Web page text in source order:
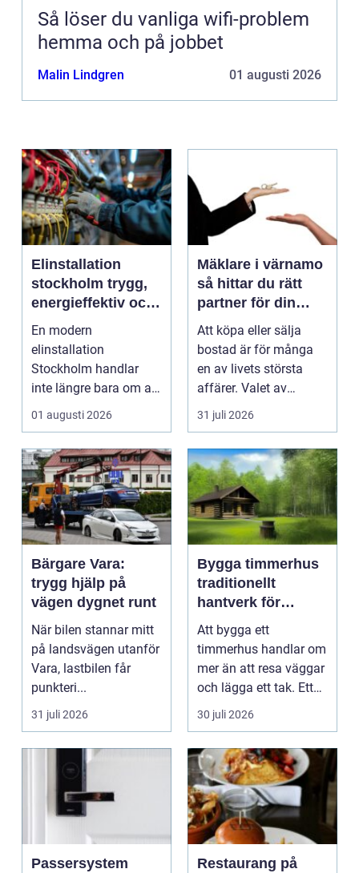
Så löser du vanliga wifi-problem
hemma och på jobbet
Malin Lindgren 01 augusti 2026
Elinstallation
stockholm trygg,
energieffektiv och
framtidssäker el i
företagslokaler
En modern
elinstallation
Stockholm handlar
inte längre bara om att
få belysning och uttag
på rätt pl...
01 augusti 2026
Mäklare i värnamo
så hittar du rätt
partner för din
bostadsaffär
Att köpa eller sälja
bostad är för många
en av livets största
affärer. Valet av
mäklare Värnamo
påve...
31 juli 2026
Bärgare Vara:
trygg hjälp på
vägen dygnet runt
När bilen stannar mitt
på landsvägen utanför
Vara, lastbilen får
punkteri...
31 juli 2026
Bygga timmerhus
traditionellt
hantverk för
moderna behov
Att bygga ett
timmerhus handlar om
mer än att resa väggar
och lägga ett tak. Ett
timmerhus är ett lå...
30 juli 2026
Passersystem
Restaurang på